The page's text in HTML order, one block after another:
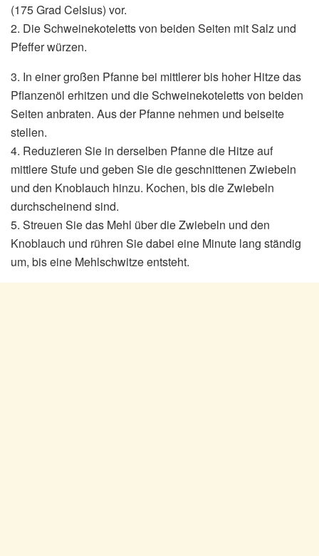
(175 Grad Celsius) vor.
2. Die Schweinekoteletts von beiden Seiten mit Salz und
Pfeffer würzen.
3. In einer großen Pfanne bei mittlerer bis hoher Hitze das
Pflanzenöl erhitzen und die Schweinekoteletts von beiden
Seiten anbraten. Aus der Pfanne nehmen und beiseite
stellen.
4. Reduzieren Sie in derselben Pfanne die Hitze auf
mittlere Stufe und geben Sie die geschnittenen Zwiebeln
und den Knoblauch hinzu. Kochen, bis die Zwiebeln
durchscheinend sind.
5. Streuen Sie das Mehl über die Zwiebeln und den
Knoblauch und rühren Sie dabei eine Minute lang ständig
um, bis eine Mehlschwitze entsteht.